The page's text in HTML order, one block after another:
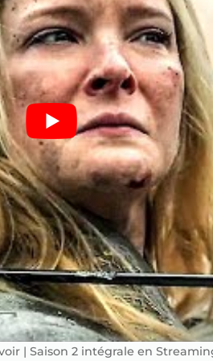
| Saison 2 intégrale en